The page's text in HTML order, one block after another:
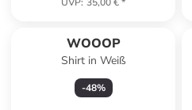
WOOOP
Shirt in Weiß
-48%